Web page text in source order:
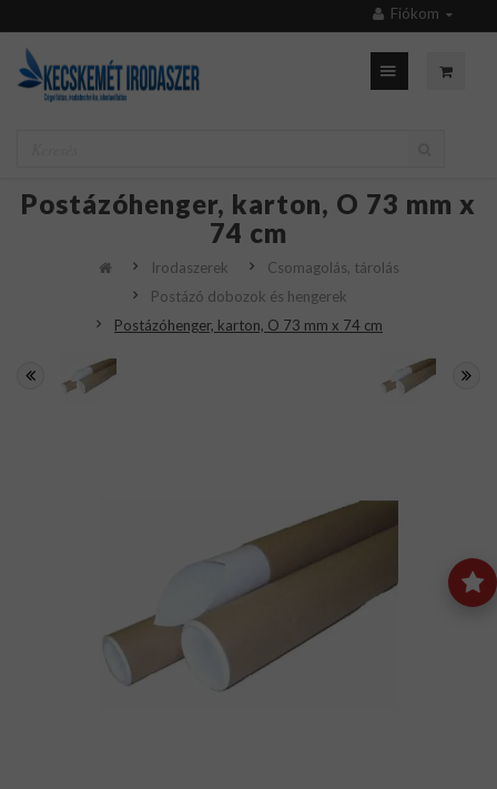
Fiókom
Postázóhenger, karton, O 73 mm x
74 cm
Irodaszerek
Csomagolás, tárolás
Postázó dobozok és hengerek
Postázóhenger, karton, O 73 mm x 74 cm